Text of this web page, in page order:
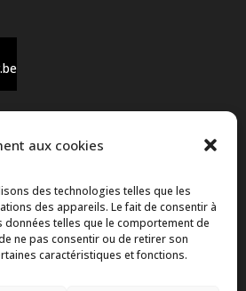
aux cookies
des technologies telles que les
des appareils. Le fait de consentir à
telles que le comportement de
ne pas consentir ou de retirer son
caractéristiques et fonctions.
en